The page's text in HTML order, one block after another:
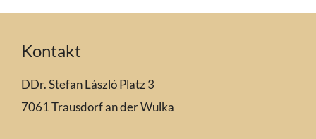
Kontakt
DDr. Stefan László Platz 3
7061 Trausdorf an der Wulka